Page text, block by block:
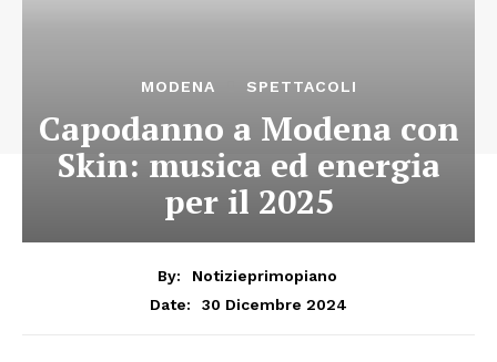
MODENA SPETTACOLI
Capodanno a Modena con
Skin: musica ed energia
per il 2025
By:
Notizieprimopiano
Date:
30 Dicembre 2024